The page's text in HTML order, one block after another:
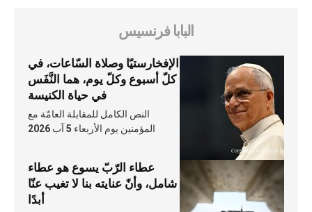
البابا فرنسيس
الإفخارستيّا وصلاة السّاعات، في
كلّ أسبوع وكلّ يوم، هما النَّفَس
في حياة الكنيسة
النص الكامل للمقابلة العامّة مع
المؤمنين يوم الأربعاء 5 آب 2026
عطاء الرّبّ يسوع هو عطاء
شامل، وأنّ عنايته بنا لا تغيب عنّا
أبدًا